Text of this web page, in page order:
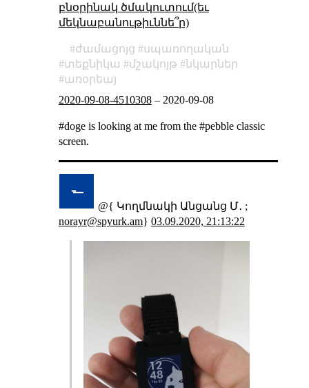
բնօրինակ ծմակուտում(եւ
մեկնաբանութիւննե՞ր)
ժամացոյց
սպառողական
տեքնիկա
մշակոյթ
նկարներ
առօրեայ
2020-09-08-4510308– 2020-09-08
#doge is looking at me from the #pebble classic
screen.
@{ Կողմնակի Անցանց Մ․ ;
norayr@spyurk.am} 03.09.2020, 21:13:22